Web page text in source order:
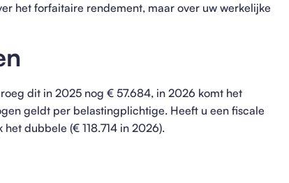
het forfaitaire rendement, maar over uw werkelijke
dit in 2025 nog € 57.684, in 2026 komt het
geldt per belastingplichtige. Heeft u een fiscale
dubbele (€ 118.714 in 2026).